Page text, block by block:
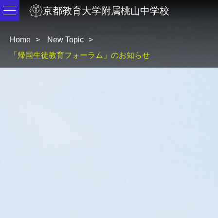
京都教育大学附属桃山中学校
Home
New Topic
「帰国生徒教育フォーラム」のお知らせ